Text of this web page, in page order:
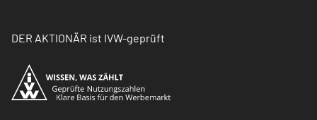
DER AKTIONÄR ist IVW-geprüft